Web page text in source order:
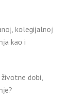
kolegijalnoj
kao i
životne dobi,